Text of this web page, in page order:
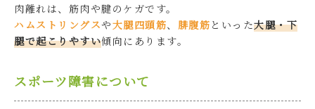
肉離れは、筋肉や腱のケガです。
ハムストリングスや大腿四頭筋、 腓腹筋 といった大腿・下
腿で起こりやすい傾向にあります。
スポーツ障害について